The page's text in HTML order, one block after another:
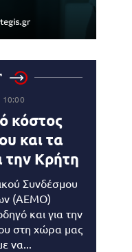
10:00
κόστος
και τα
την Κρήτη
Συνδέσμου
(AEMO)
και για την
στη χώρα μας
να...